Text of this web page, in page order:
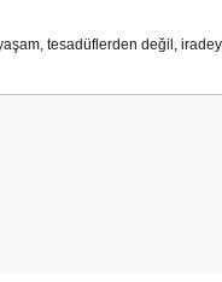
tesadüflerden değil,